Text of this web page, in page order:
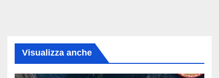
Visualizza anche